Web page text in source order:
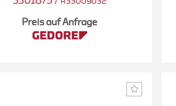
Preis auf Anfrage